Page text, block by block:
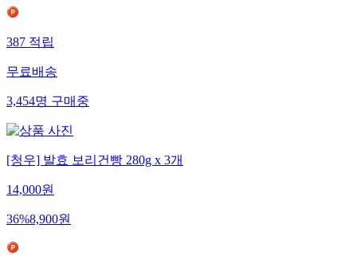
387적립
무료배송
3,454명구매중
[청우] 발효 보리건빵 280g x 3개
14,000원
36%8,900원